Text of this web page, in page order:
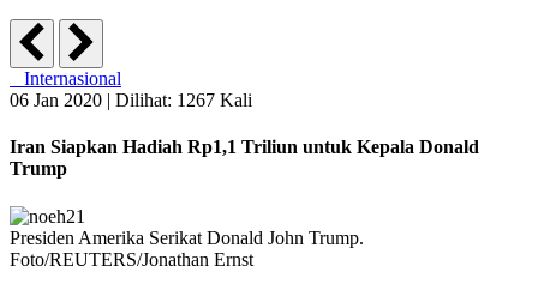
Internasional
06 Jan 2020 | Dilihat: 1267 Kali
Iran Siapkan Hadiah Rp1,1 Triliun untuk Kepala Donald
Trump
Presiden Amerika Serikat Donald John Trump.
Foto/REUTERS/Jonathan Ernst